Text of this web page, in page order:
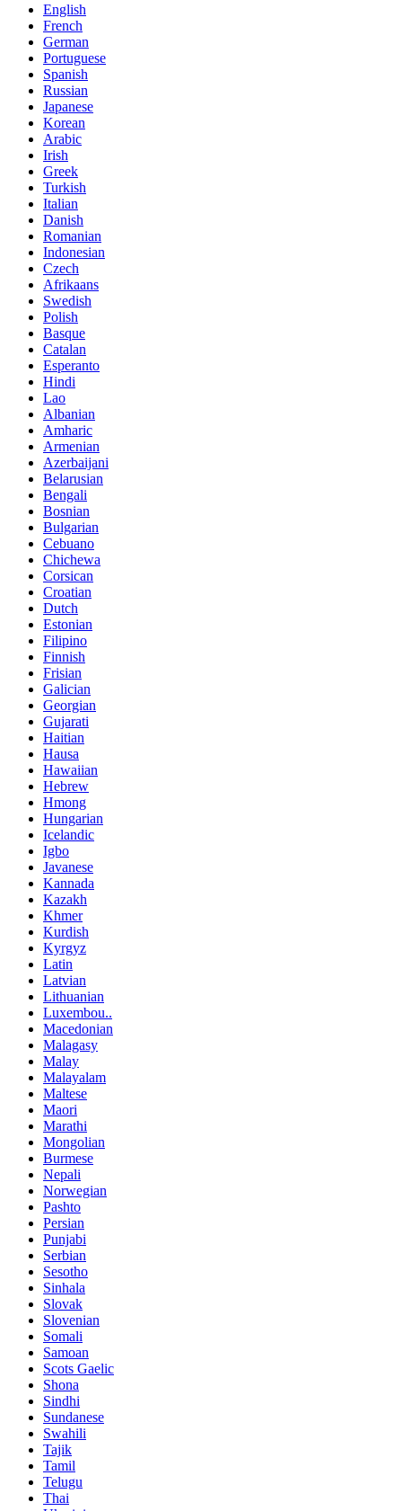
English
French
German
Portuguese
Spanish
Russian
Japanese
Korean
Arabic
Irish
Greek
Turkish
Italian
Danish
Romanian
Indonesian
Czech
Afrikaans
Swedish
Polish
Basque
Catalan
Esperanto
Hindi
Lao
Albanian
Amharic
Armenian
Azerbaijani
Belarusian
Bengali
Bosnian
Bulgarian
Cebuano
Chichewa
Corsican
Croatian
Dutch
Estonian
Filipino
Finnish
Frisian
Galician
Georgian
Gujarati
Haitian
Hausa
Hawaiian
Hebrew
Hmong
Hungarian
Icelandic
Igbo
Javanese
Kannada
Kazakh
Khmer
Kurdish
Kyrgyz
Latin
Latvian
Lithuanian
Luxembou..
Macedonian
Malagasy
Malay
Malayalam
Maltese
Maori
Marathi
Mongolian
Burmese
Nepali
Norwegian
Pashto
Persian
Punjabi
Serbian
Sesotho
Sinhala
Slovak
Slovenian
Somali
Samoan
Scots Gaelic
Shona
Sindhi
Sundanese
Swahili
Tajik
Tamil
Telugu
Thai